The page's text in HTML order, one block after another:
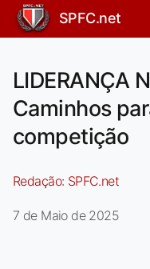
SPFC.net
LIDERANÇA
Caminhos
competição
Redação: SPFC.net
7 de Maio de 2025